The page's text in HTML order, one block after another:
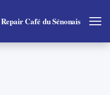
Repair Café du Sénonais